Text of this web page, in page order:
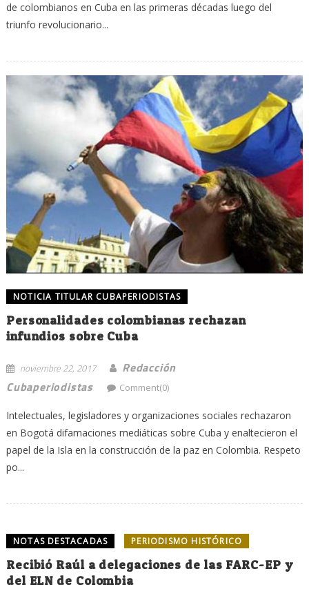
de colombianos en Cuba en las primeras décadas luego del
triunfo revolucionario...
NOTICIA TITULAR CUBAPERIODISTAS
Personalidades colombianas rechazan
infundios sobre Cuba
noviembre 22, 2017
Redacción
Cubaperiodistas
Comment(0)
Intelectuales, legisladores y organizaciones sociales rechazaron
en Bogotá difamaciones mediáticas sobre Cuba y enaltecieron el
papel de la Isla en la construcción de la paz en Colombia. Respeto
po...
NOTAS DESTACADAS PERIODISMO HISTÓRICO
Recibió Raúl a delegaciones de las FARC-EP y
del ELN de Colombia